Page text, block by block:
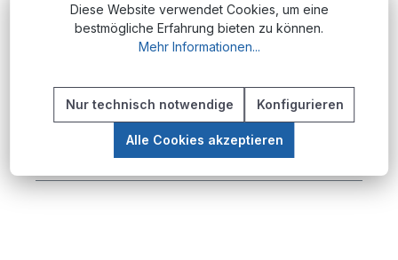
Produktübersicht Die PA Pneumatikschlauch-
Familie umfasst hochwertige
Druckluftschläuche aus Polyamid (PA), die
sich durch i…Mehr
Diese Website verwendet Cookies, um eine
bestmögliche Erfahrung bieten zu können.
Mehr Informationen...
Nur technisch notwendige Konfigurieren
Alle Cookies akzeptieren